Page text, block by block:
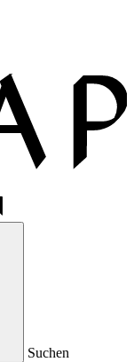
Suchen